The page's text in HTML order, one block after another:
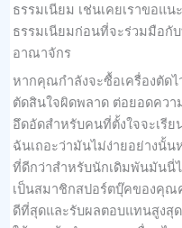
ธรรมเนียม เช่นเคยเราขอแ
ธรรมเนียมก่อนที่จะร่วมมือกั
อาณาจักร
หากคุณกำลังจะซื้อเครื่องตัด
ตัดสินใจผิดพลาด ต่อยอดคว
อึดอัดสำหรับคนที่ตั้งใจจะเรีย
ฉันเถอะว่ามันไม่ง่ายอย่างนั้น
ที่ดีกว่าสำหรับนักเดิมพันมันนี่
เป็นสมาชิกสปอร์ตบุ๊คของคุณ
ดีที่สุดและรับผลตอบแทนสูงสุ